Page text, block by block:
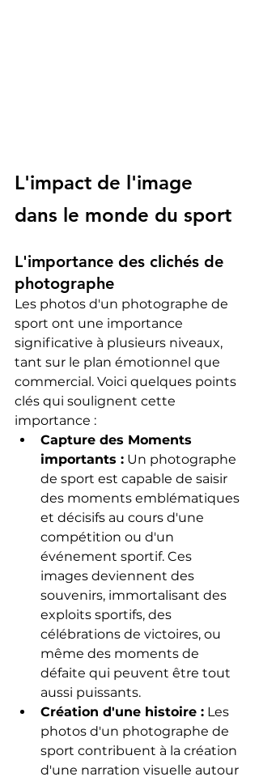
L'impact de l'image
dans le monde du sport
L'importance des clichés de
photographe
Les photos d'un photographe de
sport ont une importance
significative à plusieurs niveaux,
tant sur le plan émotionnel que
commercial. Voici quelques points
clés qui soulignent cette
importance :
Capture des Moments
importants : Un photographe
de sport est capable de saisir
des moments emblématiques
et décisifs au cours d'une
compétition ou d'un
événement sportif. Ces
images deviennent des
souvenirs, immortalisant des
exploits sportifs, des
célébrations de victoires, ou
même des moments de
défaite qui peuvent être tout
aussi puissants.
Création d'une histoire : Les
photos d'un photographe de
sport contribuent à la création
d'une narration visuelle autour